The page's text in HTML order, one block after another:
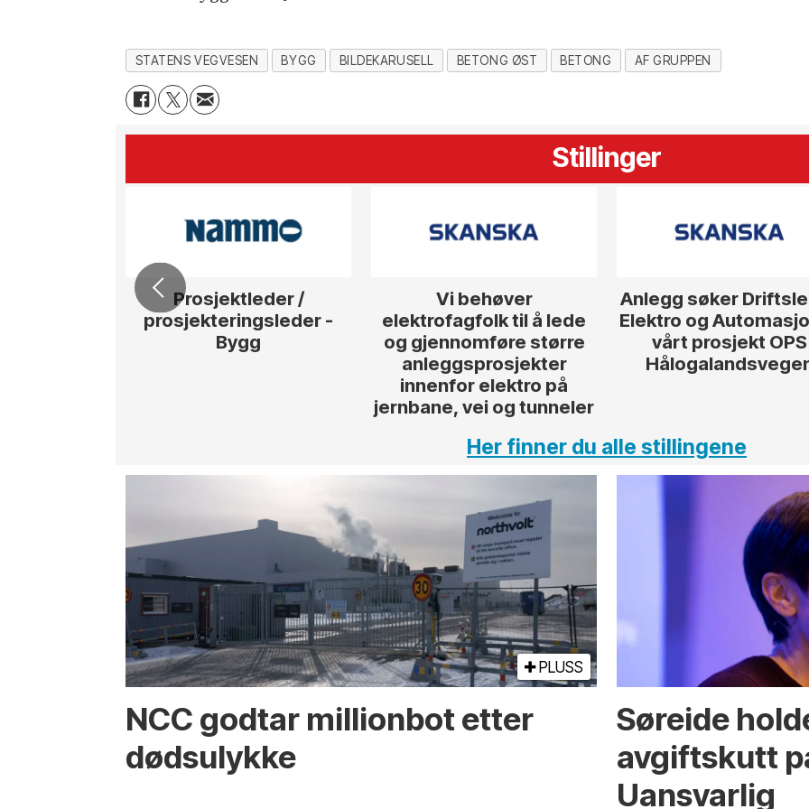
STATENS VEGVESEN BYGG BILDEKARUSELL BETONG ØST BETONG AF GRUPPEN
Stillinger
Prosjektleder /
prosjekteringsleder -
Bygg
Vi behøver
elektrofagfolk til å lede
og gjennomføre større
anleggsprosjekter
innenfor elektro på
jernbane, vei og tunneler
Anlegg søker
Elektro og
vårt prosjekt OPS
Her finner du alle stillingene
PLUSS
NCC godtar millionbot etter
dødsulykke
Søreide
avgiftskutt
Uansvarlig